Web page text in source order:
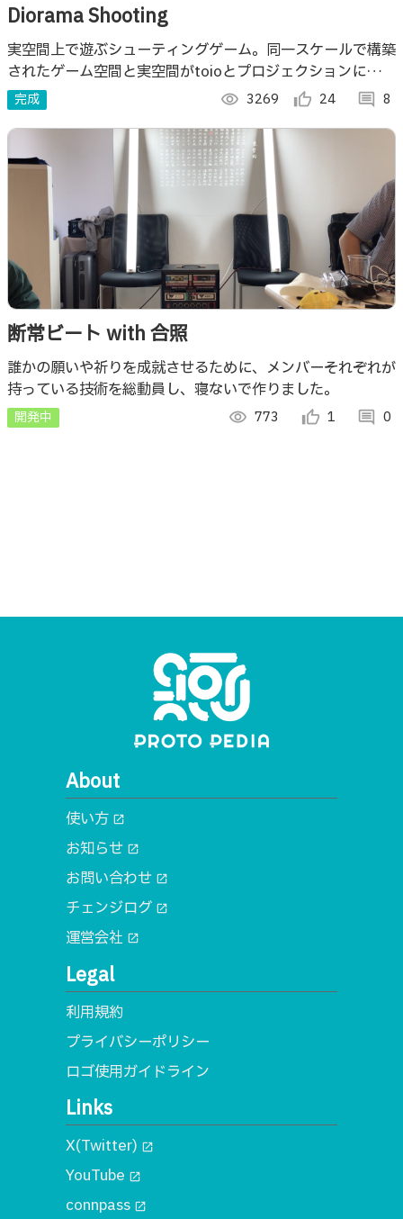
Diorama Shooting
実空間上で遊ぶシューティングゲーム。同一スケールで構築
されたゲーム空間と実空間がtoioとプロジェクションによっ
て融合した、アナログとデジタルの特徴を併せ持ったゲーム
です。
完成 visibility 3269 thumb_up_alt 24 comment 8
断常ビート with 合照
誰かの願いや祈りを成就させるために、メンバーそれぞれが
持っている技術を総動員し、寝ないで作りました。
開発中 visibility 773 thumb_up_alt 1 comment 0
About
使い方 open_in_new
お知らせ open_in_new
お問い合わせ open_in_new
チェンジログ open_in_new
運営会社 open_in_new
Legal
利用規約
プライバシーポリシー
ロゴ使用ガイドライン
Links
X(Twitter) open_in_new
YouTube open_in_new
connpass open_in_new